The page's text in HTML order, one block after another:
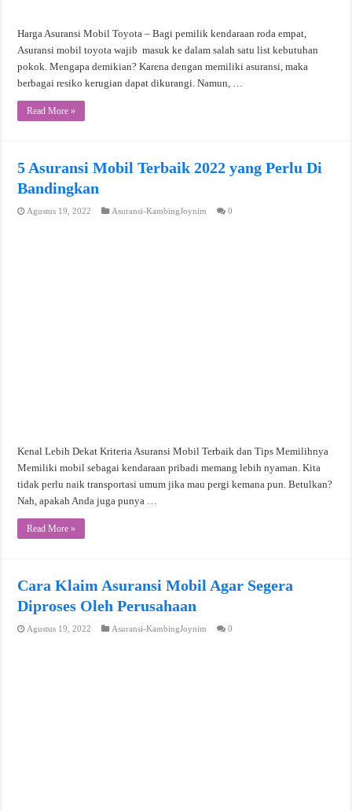
Harga Asuransi Mobil Toyota – Bagi pemilik kendaraan roda empat,
Asuransi mobil toyota wajib masuk ke dalam salah satu list kebutuhan
pokok. Mengapa demikian? Karena dengan memiliki asuransi, maka
berbagai resiko kerugian dapat dikurangi. Namun, …
Read More »
5 Asuransi Mobil Terbaik 2022 yang Perlu Di
Bandingkan
Agustus 19, 2022 Asuransi-KambingJoynim 0
Kenal Lebih Dekat Kriteria Asuransi Mobil Terbaik dan Tips Memilihnya
Memiliki mobil sebagai kendaraan pribadi memang lebih nyaman. Kita
tidak perlu naik transportasi umum jika mau pergi kemana pun. Betulkan?
Nah, apakah Anda juga punya …
Read More »
Cara Klaim Asuransi Mobil Agar Segera
Diproses Oleh Perusahaan
Agustus 19, 2022 Asuransi-KambingJoynim 0